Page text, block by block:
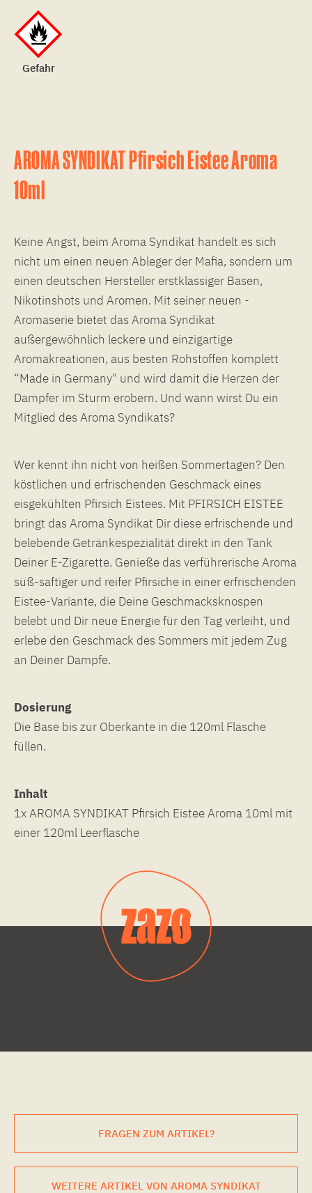
Gefahr
AROMA SYNDIKAT Pfirsich Eistee Aroma
10ml
Keine Angst, beim Aroma Syndikat handelt es sich
nicht um einen neuen Ableger der Mafia, sondern um
einen deutschen Hersteller erstklassiger Basen,
Nikotinshots und Aromen. Mit seiner neuen -
Aromaserie bietet das Aroma Syndikat
außergewöhnlich leckere und einzigartige
Aromakreationen, aus besten Rohstoffen komplett
“Made in Germany" und wird damit die Herzen der
Dampfer im Sturm erobern. Und wann wirst Du ein
Mitglied des Aroma Syndikats?
Wer kennt ihn nicht von heißen Sommertagen? Den
köstlichen und erfrischenden Geschmack eines
eisgekühlten Pfirsich Eistees. Mit PFIRSICH EISTEE
bringt das Aroma Syndikat Dir diese erfrischende und
belebende Getränkespezialität direkt in den Tank
Deiner E-Zigarette. Genieße das verführerische Aroma
süß-saftiger und reifer Pfirsiche in einer erfrischenden
Eistee-Variante, die Deine Geschmacksknospen
belebt und Dir neue Energie für den Tag verleiht, und
erlebe den Geschmack des Sommers mit jedem Zug
an Deiner Dampfe.
Dosierung
Die Base bis zur Oberkante in die 120ml Flasche
füllen.
Inhalt
1x AROMA SYNDIKAT Pfirsich Eistee Aroma 10ml mit
einer 120ml Leerflasche
FRAGEN ZUM ARTIKEL?
WEITERE ARTIKEL VON AROMA SYNDIKAT